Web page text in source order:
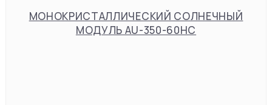
МОНОКРИСТАЛЛИЧЕСКИЙ СОЛНЕЧНЫЙ
МОДУЛЬ AU-350-60HC